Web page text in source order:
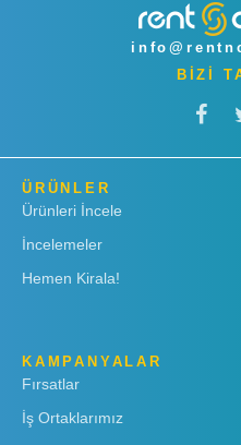
BİZİ
ÜRÜNLER
Ürünleri İncele
İncelemeler
Hemen Kirala!
KAMPANYALAR
Fırsatlar
İş Ortaklarımız